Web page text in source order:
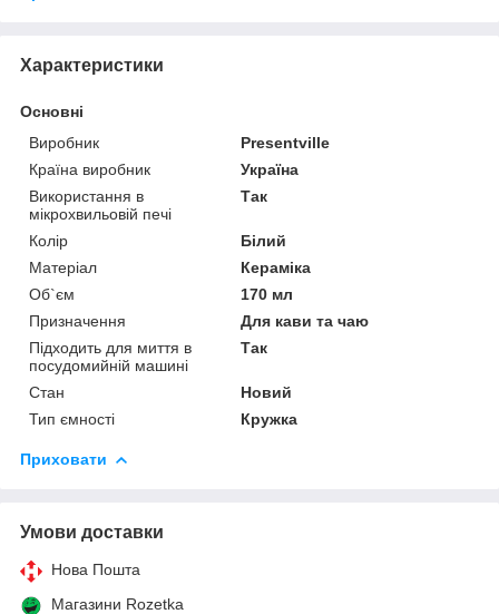
Характеристики
Основні
Виробник
Presentville
Країна виробник
Україна
Використання в
мікрохвильовій печі
Так
Колір
Білий
Матеріал
Кераміка
Об`єм
170 мл
Призначення
Для кави та чаю
Підходить для миття в
посудомийній машині
Так
Стан
Новий
Тип ємності
Кружка
Приховати
Умови доставки
Нова Пошта
Магазини Rozetka